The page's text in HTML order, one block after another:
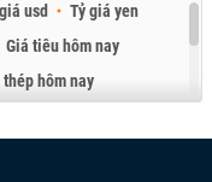
usd
Tỷ giá yen
Giá tiêu hôm nay
thép hôm nay